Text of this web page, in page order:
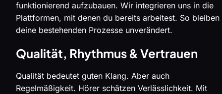
funktionierend aufzubauen. Wir integrieren uns in die
Plattformen, mit denen du bereits arbeitest. So bleiben
deine bestehenden Prozesse unverändert.
Qualität, Rhythmus & Vertrauen
Qualität bedeutet guten Klang. Aber auch
Regelmäßigkeit. Hörer schätzen Verlässlichkeit. Mit